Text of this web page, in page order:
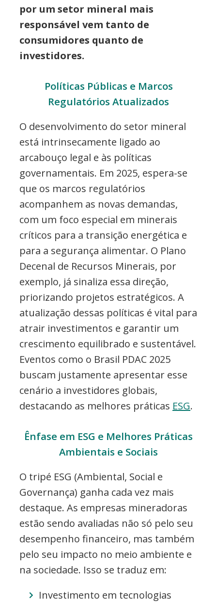
por um setor mineral mais
responsável vem tanto de
consumidores quanto de
investidores.
Políticas Públicas e Marcos
Regulatórios Atualizados
O desenvolvimento do setor mineral
está intrinsecamente ligado ao
arcabouço legal e às políticas
governamentais. Em 2025, espera-se
que os marcos regulatórios
acompanhem as novas demandas,
com um foco especial em minerais
críticos para a transição energética e
para a segurança alimentar. O Plano
Decenal de Recursos Minerais, por
exemplo, já sinaliza essa direção,
priorizando projetos estratégicos. A
atualização dessas políticas é vital para
atrair investimentos e garantir um
crescimento equilibrado e sustentável.
Eventos como o Brasil PDAC 2025
buscam justamente apresentar esse
cenário a investidores globais,
destacando as melhores práticas ESG.
Ênfase em ESG e Melhores Práticas
Ambientais e Sociais
O tripé ESG (Ambiental, Social e
Governança) ganha cada vez mais
destaque. As empresas mineradoras
estão sendo avaliadas não só pelo seu
desempenho financeiro, mas também
pelo seu impacto no meio ambiente e
na sociedade. Isso se traduz em:
Investimento em tecnologias